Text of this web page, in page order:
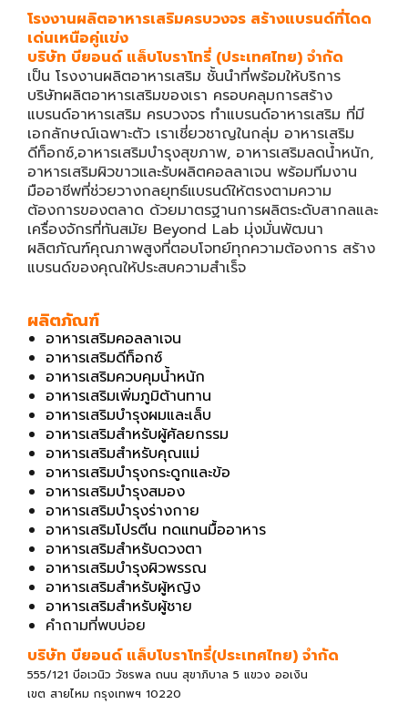
โรงงานผลิตอาหารเสริมครบวงจร สร้างแบรนด์ที่โดด
เด่นเหนือคู่แข่ง
บริษัท บียอนด์ แล็บโบราโทรี่ (ประเทศไทย) จำกัด
เป็น โรงงานผลิตอาหารเสริม ชั้นนำที่พร้อมให้บริการ
บริษัทผลิตอาหารเสริมของเรา ครอบคลุมการสร้าง
แบรนด์อาหารเสริม ครบวงจร ทำแบรนด์อาหารเสริม ที่มี
เอกลักษณ์เฉพาะตัว เราเชี่ยวชาญในกลุ่ม อาหารเสริม
ดีท็อกซ์,อาหารเสริมบำรุงสุขภาพ, อาหารเสริมลดน้ำหนัก,
อาหารเสริมผิวขาวและรับผลิตคอลลาเจน พร้อมทีมงาน
มืออาชีพที่ช่วยวางกลยุทธ์แบรนด์ให้ตรงตามความ
ต้องการของตลาด ด้วยมาตรฐานการผลิตระดับสากลและ
เครื่องจักรที่ทันสมัย Beyond Lab มุ่งมั่นพัฒนา
ผลิตภัณฑ์คุณภาพสูงที่ตอบโจทย์ทุกความต้องการ สร้าง
แบรนด์ของคุณให้ประสบความสำเร็จ
ผลิตภัณฑ์
อาหารเสริมคอลลาเจน
อาหารเสริมดีท็อกซ์
อาหารเสริมควบคุมน้ำหนัก
อาหารเสริมเพิ่มภูมิต้านทาน
อาหารเสริมบำรุงผมและเล็บ
อาหารเสริมสำหรับผู้ศัลยกรรม
อาหารเสริมสำหรับคุณแม่
อาหารเสริมบำรุงกระดูกและข้อ
อาหารเสริมบำรุงสมอง
อาหารเสริมบำรุงร่างกาย
อาหารเสริมโปรตีน ทดแทนมื้ออาหาร
อาหารเสริมสำหรับดวงตา
อาหารเสริมบำรุงผิวพรรณ
อาหารเสริมสำหรับผู้หญิง
อาหารเสริมสำหรับผู้ชาย
คำถามที่พบบ่อย
บริษัท บียอนด์ แล็บโบราโทรี่(ประเทศไทย) จํากัด
555/121 บีอเวนิว วัชรพล ถนน สุขาภิบาล 5 แขวง ออเงิน
เขต สายไหม กรุงเทพฯ 10220